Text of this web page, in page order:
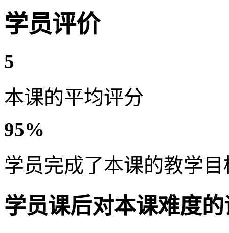
学员评价
5
本课的平均评分
95%
学员完成了本课的教学目
学员课后对本课难度